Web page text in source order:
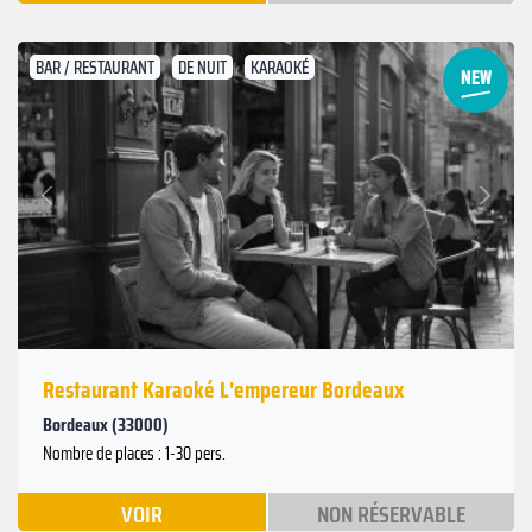
BAR / RESTAURANT DE NUIT KARAOKÉ
Précédent
Suivant
Restaurant Karaoké L'empereur Bordeaux
Bordeaux (33000)
Nombre de places : 1-30 pers.
VOIR NON RÉSERVABLE